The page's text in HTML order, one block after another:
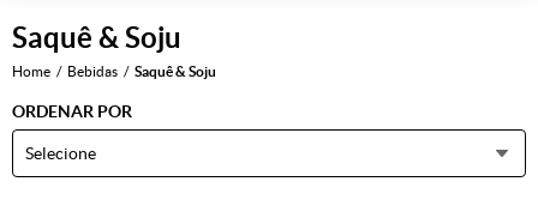
Saquê & Soju
Home Bebidas Saquê & Soju
ORDENAR POR
Selecione